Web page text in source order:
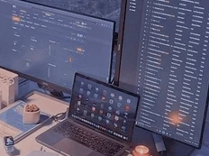
Về Chúng Tôi (About Adachi)